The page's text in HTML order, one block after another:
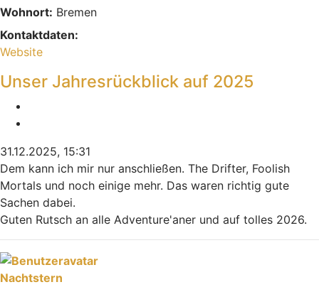
Wohnort: Bremen
Kontaktdaten:
Kontaktdaten von M4gic
Website
Unser Jahresrückblick auf 2025
31.12.2025, 15:31
Dem kann ich mir nur anschließen. The Drifter, Foolish
Mortals und noch einige mehr. Das waren richtig gute
Sachen dabei.
Guten Rutsch an alle Adventure'aner und auf tolles 2026.
Nachtstern